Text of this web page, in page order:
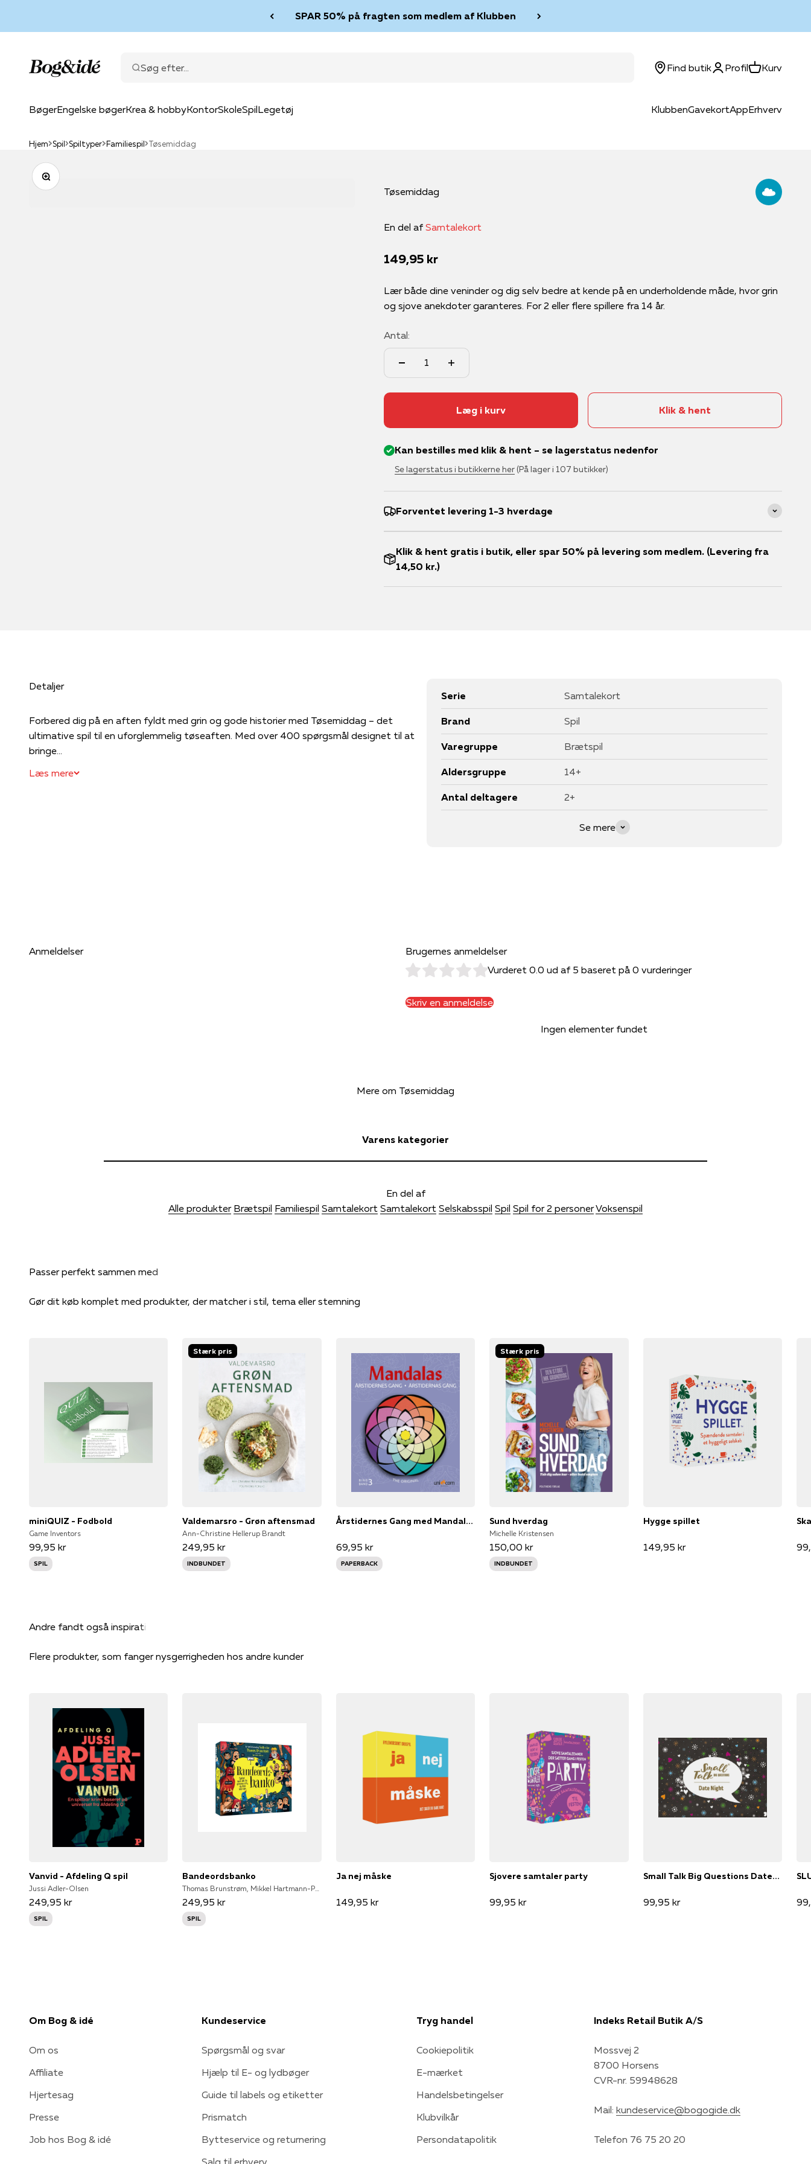
SPAR 50% på fragten som medlem af Klubben
BøgerEngelske bøgerKrea & hobbyKontorSkoleSpilLegetøj KlubbenGavekortAppErhverv
Søg efter...
Bog & idé Find butikLog ind
ProfilKurvKurv
Hjem Spil Spiltyper Familiespil Tøsemiddag
Zoom
Tøsemiddag
En del af Samtalekort
Salgspris
149,95 kr
Lær både dine veninder og dig selv bedre at kende på en underholdende måde, hvor grin
og sjove anekdoter garanteres. For 2 eller flere spillere fra 14 år.
Antal:
Læg i kurv Klik & hent
Kan bestilles med klik & hent – se lagerstatus nedenfor
Se lagerstatus i butikkerne her(På lager i 107 butikker)
Forventet levering 1-3 hverdage
Klik & hent gratis i butik, eller spar 50% på levering som medlem. (Levering fra
14,50 kr.)
Detaljer
Forbered dig på en aften fyldt med grin og gode historier med Tøsemiddag – det
ultimative spil til en uforglemmelig tøseaften. Med over 400 spørgsmål designet til at
bringe...
Læs mere
Serie Samtalekort
Brand Spil
Varegruppe Brætspil
Aldersgruppe 14+
Antal deltagere 2+
Se mere
Anmeldelser
Brugernes anmeldelser
Vurderet 0.0 ud af 5 baseret på 0 vurderinger
Skriv en anmeldelse
Ingen elementer fundet
Mere om Tøsemiddag
Varens kategorier
En del af
Alle produkter Brætspil Familiespil Samtalekort Samtalekort Selskabsspil Spil Spil for 2 personerVoksenspil
Gør dit køb komplet med produkter, der matcher i stil, tema eller stemning
miniQUIZ - Fodbold
Game Inventors
99,95 kr
SPIL
Stærk pris
Valdemarsro - Grøn aftensmad
Ann-Christine Hellerup Brandt
249,95 kr
INDBUNDET
Årstidernes Gang med Mandalas Bind 3
69,95 kr
PAPERBACK
Stærk pris
Sund hverdag
Michelle Kristensen
150,00 kr
INDBUNDET
Hygge spillet
149,95 kr
Flere produkter, som fanger nysgerrigheden hos andre kunder
Vanvid - Afdeling Q spil
Jussi Adler-Olsen
249,95 kr
SPIL
Bandeordsbanko
249,95 kr
SPIL
Ja nej måske
149,95 kr
Sjovere samtaler party
99,95 kr
Small Talk Big Questions Datenight
99,95 kr
Om Bog & idé
Om os
Affiliate
Hjertesag
Presse
Job hos Bog & idé
Kundeservice
Spørgsmål og svar
Hjælp til E- og lydbøger
Guide til labels og etiketter
Prismatch
Bytteservice og returnering
Salg til erhverv
Tryg handel
Cookiepolitik
E-mærket
Handelsbetingelser
Klubvilkår
Persondatapolitik
Indeks Retail Butik A/S
Mossvej 2
8700 Horsens
CVR-nr. 59948628
Mail: kundeservice@bogogide.dk
Telefon 76 75 20 20